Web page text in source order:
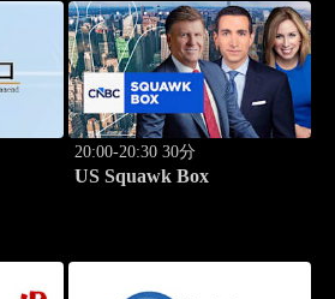
20:00-20:30 30分
US Squawk Box